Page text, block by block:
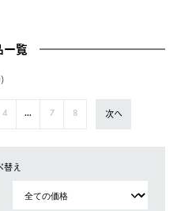
一覧
4 ... 7 8 次へ
替え